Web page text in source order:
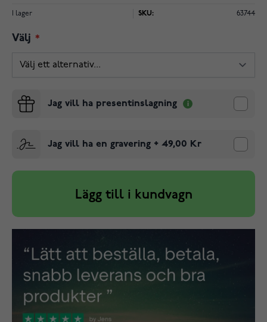
I lager SKU: 63744
Välj
Jag vill ha presentinslagning
Jag vill ha en gravering + 49,00 Kr
Lägg till i kundvagn